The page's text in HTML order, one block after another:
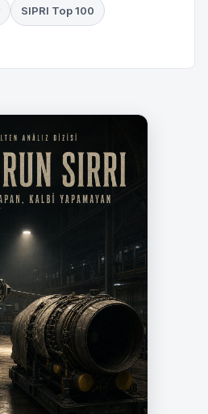
SIPRI Top 100